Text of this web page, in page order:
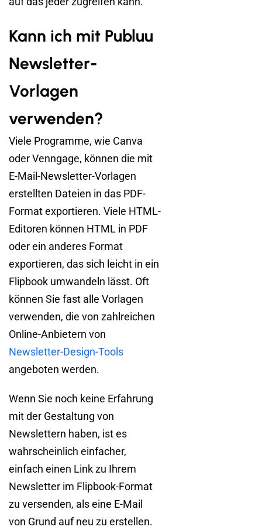
Kann ich mit Publuu
Newsletter-
Vorlagen
verwenden?
Viele Programme, wie Canva
oder Venngage, können die mit
E-Mail-Newsletter-Vorlagen
erstellten Dateien in das PDF-
Format exportieren. Viele HTML-
Editoren können HTML in PDF
oder ein anderes Format
exportieren, das sich leicht in ein
Flipbook umwandeln lässt. Oft
können Sie fast alle Vorlagen
verwenden, die von zahlreichen
Online-Anbietern von
Newsletter-Design-Tools
angeboten werden.
Wenn Sie noch keine Erfahrung
mit der Gestaltung von
Newslettern haben, ist es
wahrscheinlich einfacher,
einfach einen Link zu Ihrem
Newsletter im Flipbook-Format
zu versenden, als eine E-Mail
von Grund auf neu zu erstellen.